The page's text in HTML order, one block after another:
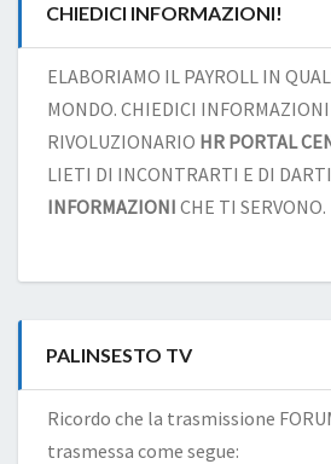
CHIEDICI INFORMAZIONI!
ELABORIAMO IL PAYROLL IN
MONDO. CHIEDICI
RIVOLUZIONARIO HR PORTAL
LIETI DI INCONTRARTI E DI
INFORMAZIONI CHE TI SERVONO.
PALINSESTO TV
Ricordo che la trasmissione
trasmessa come segue: